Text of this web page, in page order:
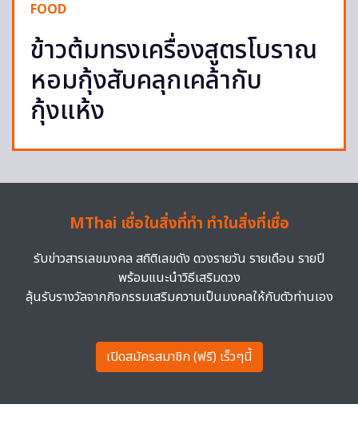
FOOD
ข้าวต้มทรงเครื่องสูตรโบราณ
หอมกุ้งสับคลุกเคล้ากับ
กุ้งแห้ง
MThai เชื่อในสิ่งที่ทำ ทำในสิ่งที่เชื่อ
รับข่าวสารเลขมงคล สถิติเลขดัง ดวงรายวัน รายเดือน รายปี
พร้อมแนะนำวิธีเสริมดวง
ลุ้นรับรางวัลจากกิจกรรมเสริมความเป็นมงคลให้กับตัวท่านเอง
เปิดสมัครสมาชิก (ฟรี) เร็วๆนี้